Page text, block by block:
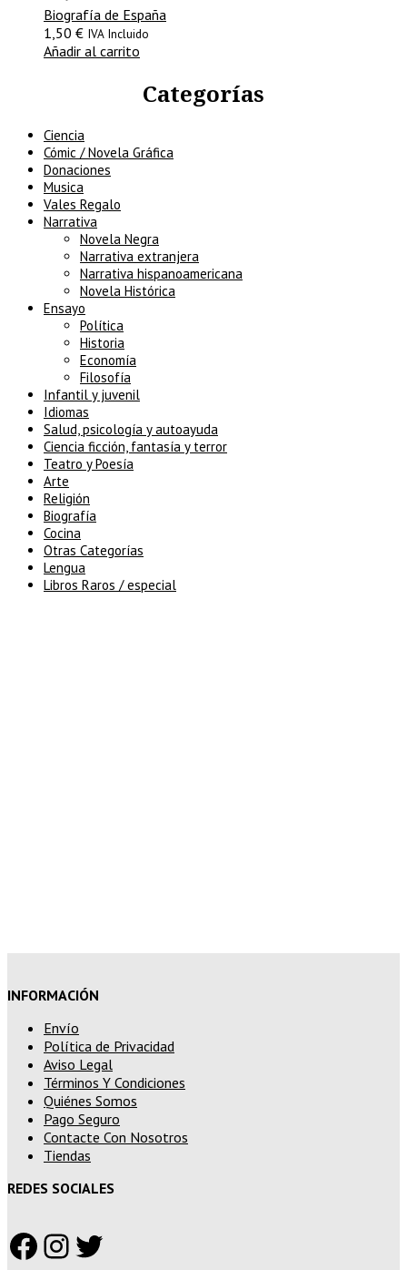
Biografía de España
1,50 € IVA Incluido
Añadir al carrito
Categorías
Ciencia
Cómic / Novela Gráfica
Donaciones
Musica
Vales Regalo
Narrativa
Novela Negra
Narrativa extranjera
Narrativa hispanoamericana
Novela Histórica
Ensayo
Política
Historia
Economía
Filosofía
Infantil y juvenil
Idiomas
Salud, psicología y autoayuda
Ciencia ficción, fantasía y terror
Teatro y Poesía
Arte
Religión
Biografía
Cocina
Otras Categorías
Lengua
Libros Raros / especial
INFORMACIÓN
Envío
Política de Privacidad
Aviso Legal
Términos Y Condiciones
Quiénes Somos
Pago Seguro
Contacte Con Nosotros
Tiendas
REDES SOCIALES
Facebook
Instagram
Twitter